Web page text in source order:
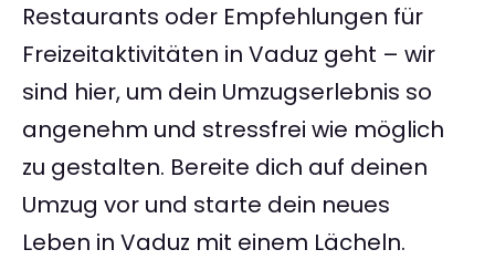
Restaurants oder Empfehlungen für
Freizeitaktivitäten in Vaduz geht – wir
sind hier, um dein Umzugserlebnis so
angenehm und stressfrei wie möglich
zu gestalten. Bereite dich auf deinen
Umzug vor und starte dein neues
Leben in Vaduz mit einem Lächeln.